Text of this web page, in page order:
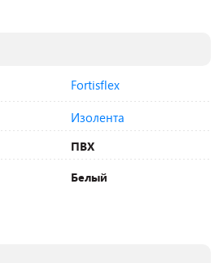
Fortisflex
Изолента
ПВХ
Белый